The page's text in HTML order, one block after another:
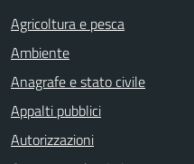
Agricoltura e pesca
Ambiente
Anagrafe e stato civile
Appalti pubblici
Autorizzazioni